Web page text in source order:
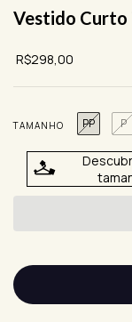
Vestido Curto
R$298,00
TAMANHO PP P